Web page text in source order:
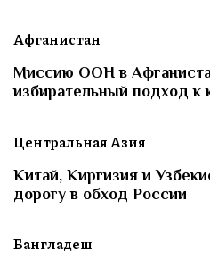
Афганистан
Миссию ООН в
избирательный подход к
Центральная Азия
Китай, Киргизия и
дорогу в обход России
Бангладеш